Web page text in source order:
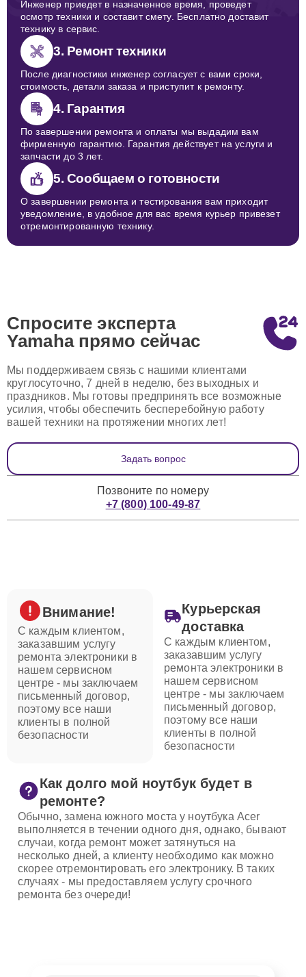
Инженер приедет в назначенное время, проведет
осмотр техники и составит смету. Бесплатно доставит
технику в сервис.
3. Ремонт техники
После диагностики инженер согласует с вами сроки,
стоимость, детали заказа и приступит к ремонту.
4. Гарантия
По завершении ремонта и оплаты мы выдадим вам
фирменную гарантию. Гарантия действует на услуги и
запчасти до 3 лет.
5. Сообщаем о готовности
О завершении ремонта и тестирования вам приходит
уведомление, в удобное для вас время курьер привезет
отремонтированную технику.
Спросите эксперта
Yamaha прямо сейчас
Мы поддерживаем связь с нашими клиентами
круглосуточно, 7 дней в неделю, без выходных и
праздников. Мы готовы предпринять все возможные
усилия, чтобы обеспечить бесперебойную работу
вашей техники на протяжении многих лет!
Задать вопрос
Позвоните по номеру
+7 (800) 100-49-87
Внимание!
С каждым клиентом,
заказавшим услугу
ремонта электроники в
нашем сервисном
центре - мы заключаем
письменный договор,
поэтому все наши
клиенты в полной
безопасности
Курьерская
доставка
С каждым клиентом,
заказавшим услугу
ремонта электроники в
нашем сервисном
центре - мы заключаем
письменный договор,
поэтому все наши
клиенты в полной
безопасности
Как долго мой ноутбук будет в
ремонте?
Обычно, замена южного моста у ноутбука Acer
выполняется в течении одного дня, однако, бывают
случаи, когда ремонт может затянуться на
несколько дней, а клиенту необходимо как можно
скорее отремонтировать его электронику. В таких
случаях - мы предоставляем услугу срочного
ремонта без очереди!